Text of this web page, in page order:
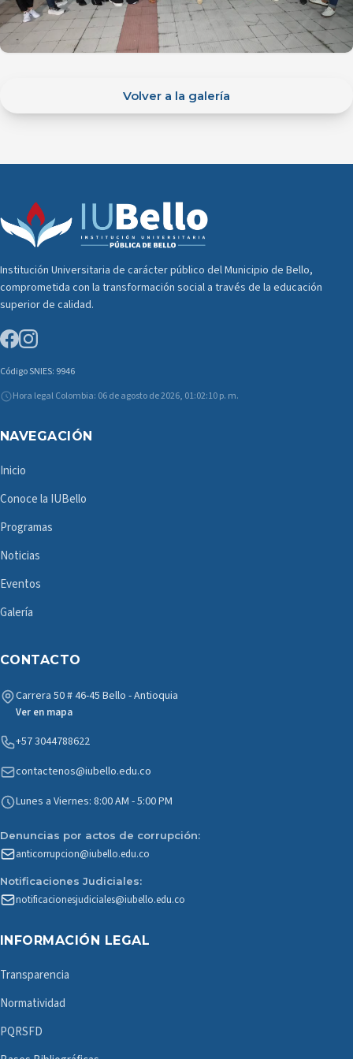
Volver a la galería
Institución Universitaria de carácter público del Municipio de Bello,
comprometida con la transformación social a través de la educación
superior de calidad.
Código SNIES: 9946
Hora legal Colombia: 06 de agosto de 2026, 01:02:10 p. m.
NAVEGACIÓN
Inicio
Conoce la IUBello
Programas
Noticias
Eventos
Galería
CONTACTO
Carrera 50 # 46-45 Bello - Antioquia
Ver en mapa
+57 3044788622
contactenos@iubello.edu.co
Lunes a Viernes: 8:00 AM - 5:00 PM
Denuncias por actos de corrupción:
anticorrupcion@iubello.edu.co
Notificaciones Judiciales:
notificacionesjudiciales@iubello.edu.co
INFORMACIÓN LEGAL
Transparencia
Normatividad
PQRSFD